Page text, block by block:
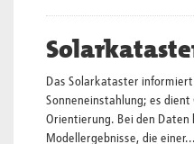
Das Solarkataster
Sonneneinstahlung; es
Orientierung. Bei den Daten
Modellergebnisse, die einer...